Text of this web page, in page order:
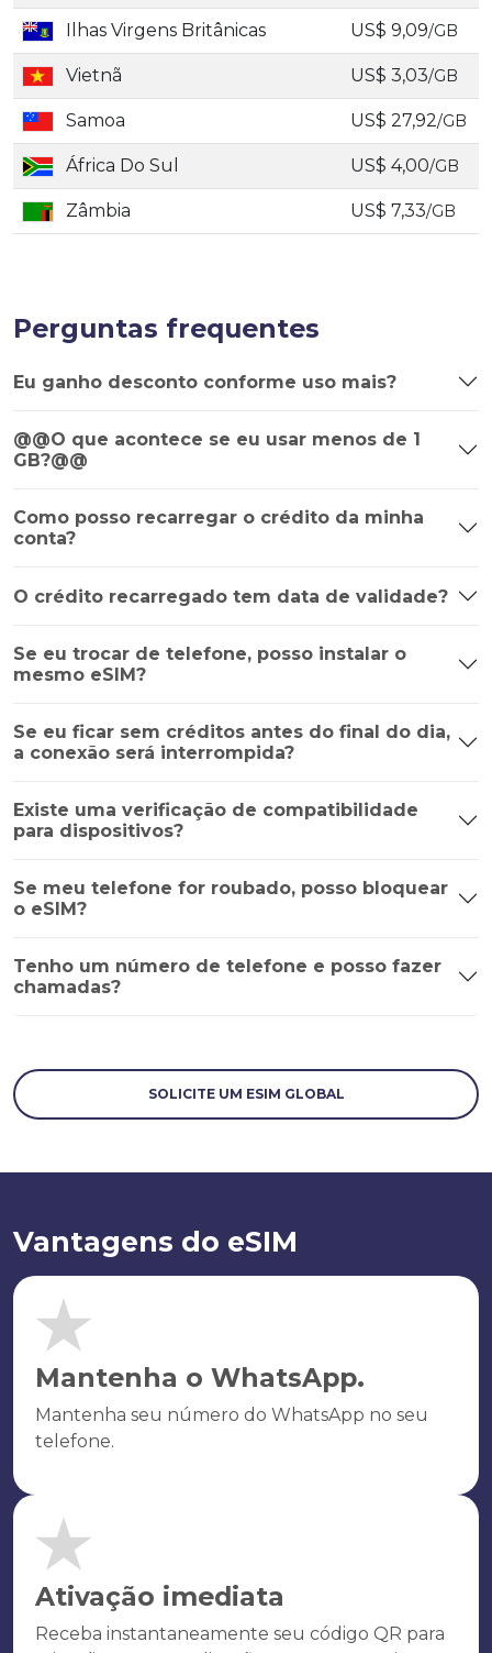
Ilhas Virgens Britânicas US$ 9,09/GB
Vietnã US$ 3,03/GB
Samoa US$ 27,92/GB
África Do Sul US$ 4,00/GB
Zâmbia US$ 7,33/GB
Perguntas frequentes
Eu ganho desconto conforme uso mais?
@@O que acontece se eu usar menos de 1
GB?@@
Como posso recarregar o crédito da minha
conta?
O crédito recarregado tem data de validade?
Se eu trocar de telefone, posso instalar o
mesmo eSIM?
Se eu ficar sem créditos antes do final do dia,
a conexão será interrompida?
Existe uma verificação de compatibilidade
para dispositivos?
Se meu telefone for roubado, posso bloquear
o eSIM?
Tenho um número de telefone e posso fazer
chamadas?
SOLICITE UM ESIM GLOBAL
Vantagens do eSIM
Mantenha o WhatsApp.
Mantenha seu número do WhatsApp no seu
telefone.
Ativação imediata
Receba instantaneamente seu código QR para